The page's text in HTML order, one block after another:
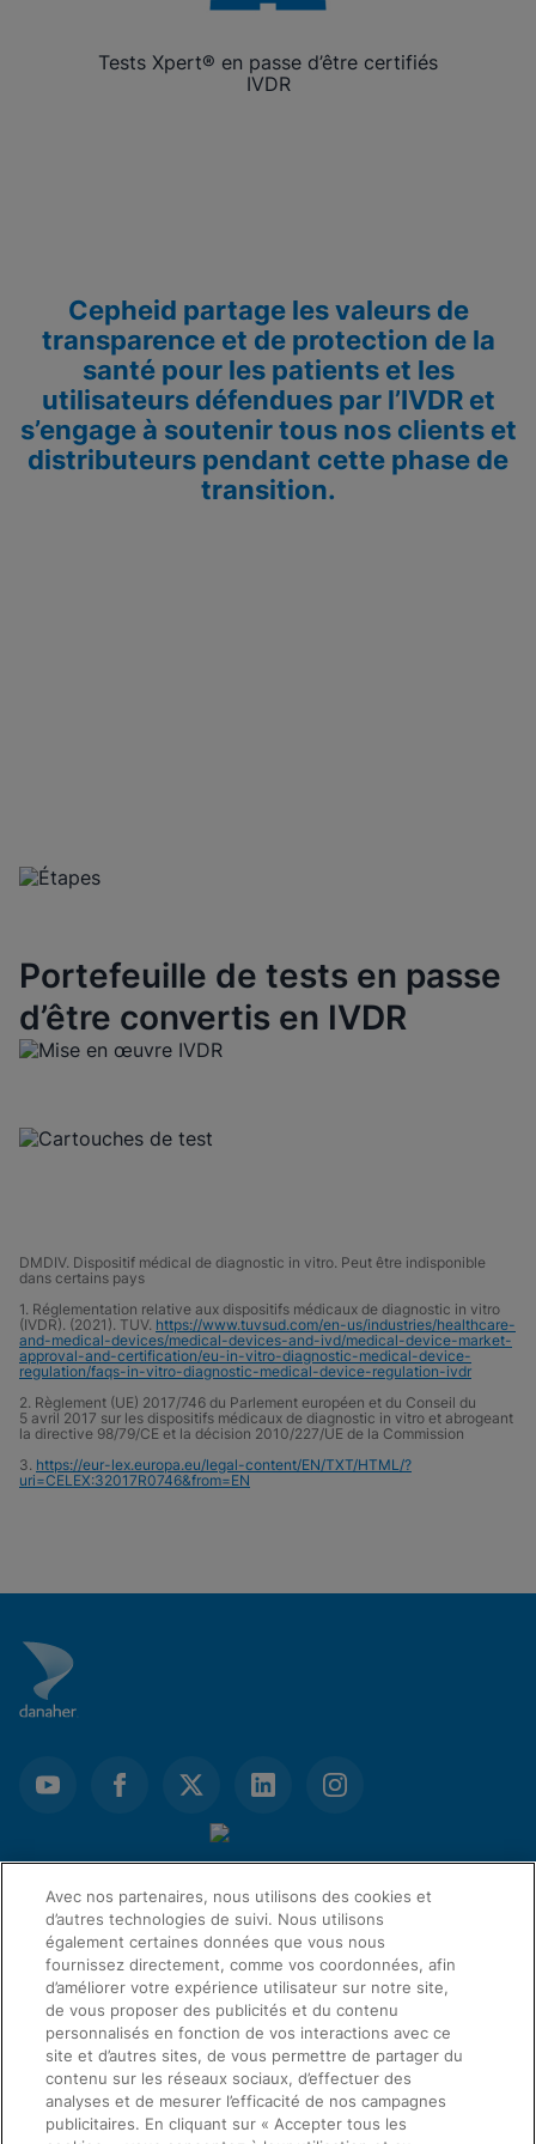
Tests Xpert® en passe d’être certifiés
IVDR
Cepheid partage les valeurs de
transparence et de protection de la
santé pour les patients et les
utilisateurs défendues par l’IVDR et
s’engage à soutenir tous nos clients et
distributeurs pendant cette phase de
transition.
Portefeuille de tests en passe
d’être convertis en IVDR
DMDIV. Dispositif médical de diagnostic in vitro. Peut être indisponible
dans certains pays
1. Réglementation relative aux dispositifs médicaux de diagnostic in vitro
(IVDR). (2021). TUV. https://www.tuvsud.com/en-us/industries/healthcare-
and-medical-devices/medical-devices-and-ivd/medical-device-market-
approval-and-certification/eu-in-vitro-diagnostic-medical-device-
regulation/faqs-in-vitro-diagnostic-medical-device-regulation-ivdr
2. Règlement (UE) 2017/746 du Parlement européen et du Conseil du
5 avril 2017 sur les dispositifs médicaux de diagnostic in vitro et abrogeant
la directive 98/79/CE et la décision 2010/227/UE de la Commission
3. https://eur-lex.europa.eu/legal-content/EN/TXT/HTML/?
uri=CELEX:32017R0746&from=EN
LIENS D’ACCÈS RAPIDE
Avec nos partenaires, nous utilisons des cookies et
d’autres technologies de suivi. Nous utilisons
également certaines données que vous nous
fournissez directement, comme vos coordonnées, afin
d’améliorer votre expérience utilisateur sur notre site,
de vous proposer des publicités et du contenu
personnalisés en fonction de vos interactions avec ce
site et d’autres sites, de vous permettre de partager du
contenu sur les réseaux sociaux, d’effectuer des
analyses et de mesurer l’efficacité de nos campagnes
publicitaires. En cliquant sur « Accepter tous les